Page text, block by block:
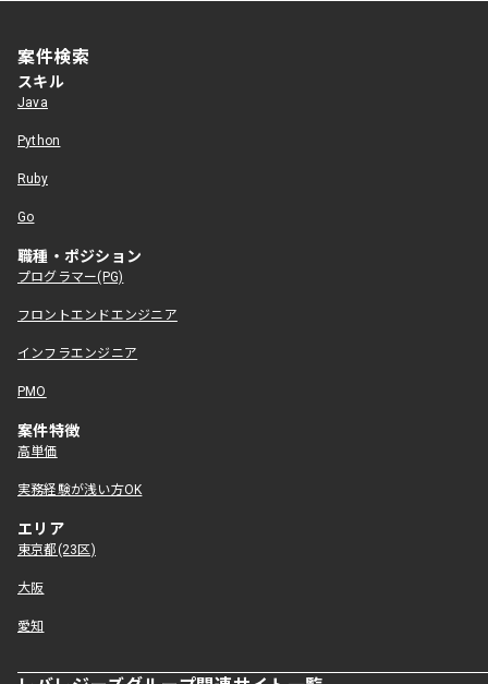
案件検索
スキル
Java
Python
Ruby
Go
職種・ポジション
プログラマー(PG)
フロントエンドエンジニア
インフラエンジニア
PMO
案件特徴
高単価
実務経験が浅い方OK
エリア
東京都(23区)
大阪
愛知